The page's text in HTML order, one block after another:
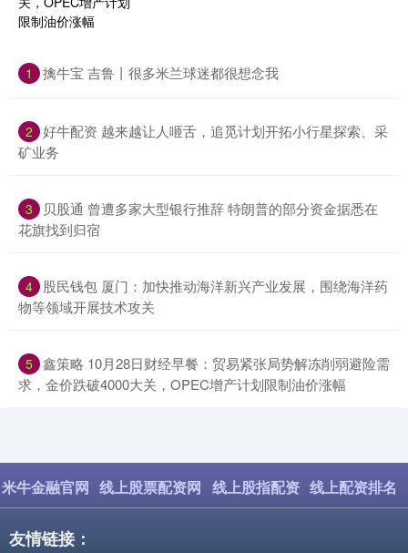
1 ​擒牛宝 吉鲁丨很多米兰球迷都很想念我
2 ​好牛配资 越来越让人咂舌，追觅计划开拓小行星探索、采
矿业务
3
​贝股通 曾遭多家大型银行推辞 特朗普的部分资金据悉在
花旗找到归宿
4
​股民钱包 厦门：加快推动海洋新兴产业发展，围绕海洋药
物等领域开展技术攻关
5 ​鑫策略 10月28日财经早餐：贸易紧张局势解冻削弱避险需
求，金价跌破4000大关，OPEC增产计划限制油价涨幅
米牛金融官网 线上股票配资网 线上股指配资 线上配资排名
友情链接：